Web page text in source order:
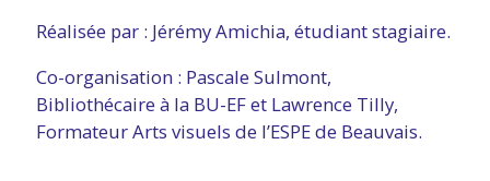
Réalisée par : Jérémy Amichia, étudiant stagiaire.
Co-organisation : Pascale Sulmont,
Bibliothécaire à la BU-EF et Lawrence Tilly,
Formateur Arts visuels de l’ESPE de Beauvais.